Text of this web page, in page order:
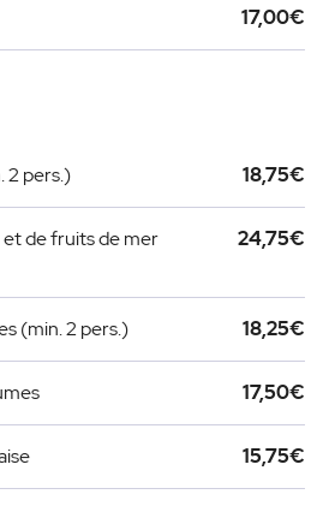
17,00€
2 pers.) 18,75€
et de fruits de mer
24,75€
(min. 2 pers.) 18,25€
17,50€
15,75€